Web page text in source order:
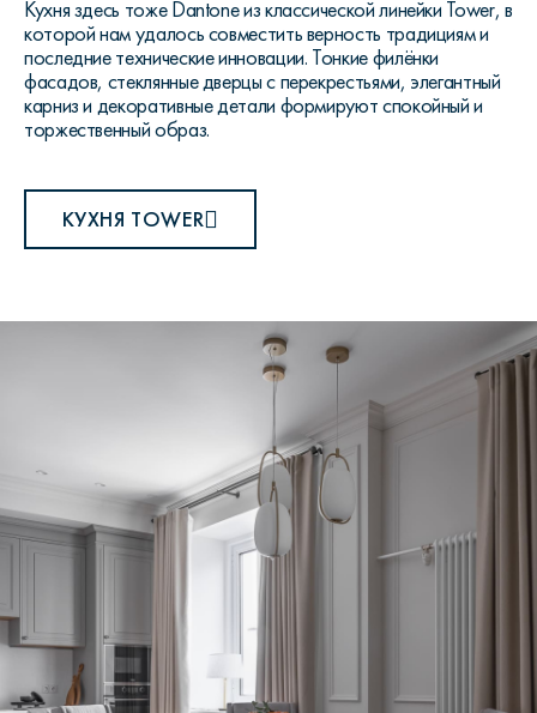
Кухня здесь тоже Dantone из классической линейки Tower, в
которой нам удалось совместить верность традициям и
последние технические инновации. Тонкие филёнки
фасадов, стеклянные дверцы с перекрестьями, элегантный
карниз и декоративные детали формируют спокойный и
торжественный образ.
КУХНЯ TOWER